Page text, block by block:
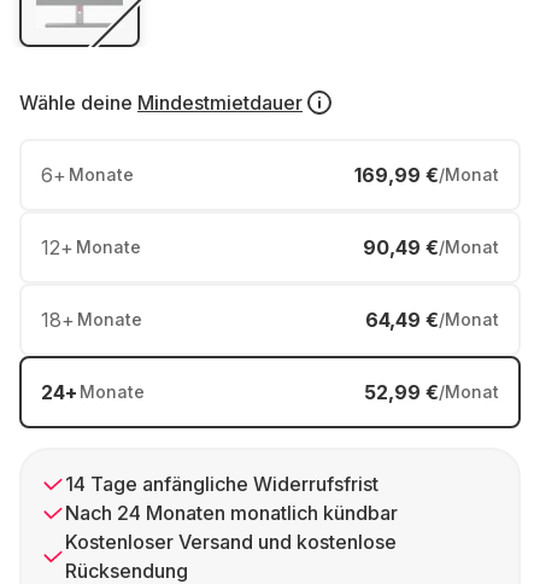
Wähle deine Mindestmietdauer
6+ Monate 169,99 €/Monat
12+ Monate 90,49 €/Monat
18+ Monate 64,49 €/Monat
24+ Monate 52,99 €/Monat
14 Tage anfängliche Widerrufsfrist
Nach 24 Monaten monatlich kündbar
Kostenloser Versand und kostenlose
Rücksendung